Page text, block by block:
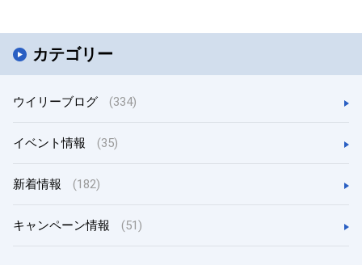
カテゴリー
ウイリーブログ (334)
イベント情報 (35)
新着情報 (182)
キャンペーン情報 (51)